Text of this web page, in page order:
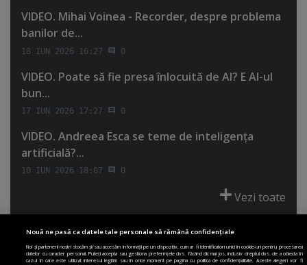
VIDEO. Mihai Voinea - Recorder, despre problema
banilor de...
18 IUN 2026 16:27 0
VIDEO. Poate să fie presa înlocuită de AI? E AI-ul
bun...
17 IUN 2026 17:27 0
VIDEO. Andreea Esca se teme de inteligenţa
artificială?...
10 IUN 2026 18:07 0
Vezi toate
Nouă ne pasă ca datele tale personale să rămână confidențiale
Noi și partenerii noștri stocăm și/sau accesăm informații pe un dispozitiv, cum ar fi identificatori unici în cookie-uri pentru procesarea
datelor cu caracter personal. Puteți accepta sau gestiona preferințele dvs. făcând clic mai jos, inclusiv dreptul dvs. de a obiecta în
cazul în care este utilizat interesul legitim sau în orice moment pe pagina cu politica de confidențialitate. Aceste alegeri vor fi